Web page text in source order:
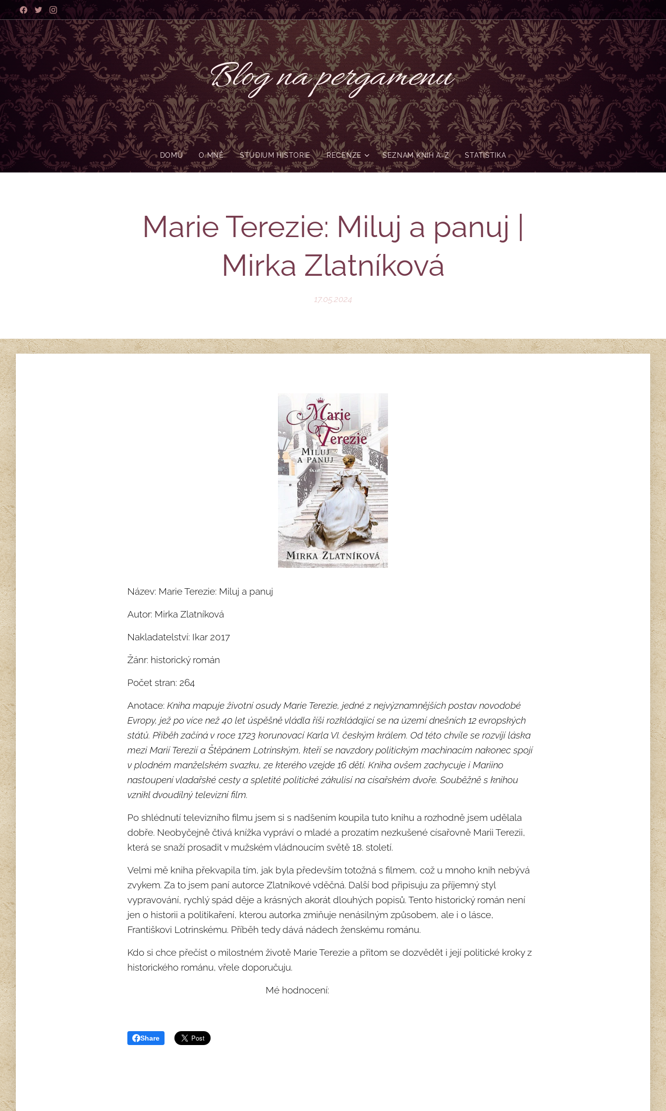
Blog na pergamenu
DOMŮ O MNĚ STUDIUM HISTORIE RECENZE SEZNAM KNIH A-Z STATISTIKA
Marie Terezie: Miluj a panuj |
Mirka Zlatníková
17.05.2024
Název: Marie Terezie: Miluj a panuj
Autor: Mirka Zlatníková
Nakladatelství: Ikar 2017
Žánr: historický román
Počet stran: 264
Anotace: Kniha mapuje životní osudy Marie Terezie, jedné z nejvýznamnějších postav novodobé
Evropy, jež po více než 40 let úspěšně vládla říši rozkládající se na území dnešních 12 evropských
států. Příběh začíná v roce 1723 korunovací Karla VI. českým králem. Od této chvíle se rozvíjí láska
mezi Marií Terezií a Štěpánem Lotrinským, kteří se navzdory politickým machinacím nakonec spojí
v plodném manželském svazku, ze kterého vzejde 16 dětí. Kniha ovšem zachycuje i Mariino
nastoupení vladařské cesty a spletité politické zákulisí na císařském dvoře. Souběžně s knihou
vznikl dvoudílný televizní film.
Po shlédnutí televizního filmu jsem si s nadšením koupila tuto knihu a rozhodně jsem udělala
dobře. Neobyčejně čtivá knížka vypráví o mladé a prozatím nezkušené císařovně Marii Terezii,
která se snaží prosadit v mužském vládnoucím světě 18. století.
Velmi mě kniha překvapila tím, jak byla především totožná s filmem, což u mnoho knih nebývá
zvykem. Za to jsem paní autorce Zlatníkové vděčná. Další bod připisuju za příjemný styl
vypravování, rychlý spád děje a krásných akorát dlouhých popisů. Tento historický román není
jen o historii a politikaření, kterou autorka zmiňuje nenásilným způsobem, ale i o lásce,
Františkovi Lotrinskému. Příběh tedy dává nádech ženskému románu.
Kdo si chce přečíst o milostném životě Marie Terezie a přitom se dozvědět i její politické kroky z
historického románu, vřele doporučuju.
Mé hodnocení: ⭐⭐⭐⭐⭐
Share